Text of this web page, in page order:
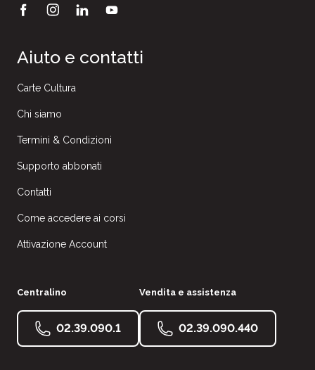
Aiuto e contatti
Carte Cultura
Chi siamo
Termini & Condizioni
Supporto abbonati
Contatti
Come accedere ai corsi
Attivazione Account
Centralino
02.39.090.1
Vendita e assistenza
02.39.090.440